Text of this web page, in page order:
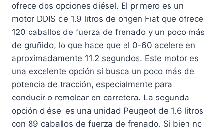
ofrece dos opciones diésel. El primero es un
motor DDIS de 1.9 litros de origen Fiat que ofrece
120 caballos de fuerza de frenado y un poco más
de gruñido, lo que hace que el 0-60 acelere en
aproximadamente 11,2 segundos. Este motor es
una excelente opción si busca un poco más de
potencia de tracción, especialmente para
conducir o remolcar en carretera. La segunda
opción diésel es una unidad Peugeot de 1.6 litros
con 89 caballos de fuerza de frenado. Si bien no